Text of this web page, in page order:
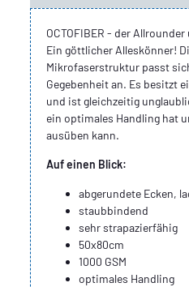
OCTOFIBER - der
Ein göttlicher Alleskönner!
Mikrofaserstruktur passt
Gegebenheit an. Es besitzt
und ist gleichzeitig
ein optimales Handling hat
ausüben kann.
Auf einen Blick:
abgerundete Ecken,
staubbindend
sehr strapazierfähig
50x80cm
1000 GSM
optimales Handling